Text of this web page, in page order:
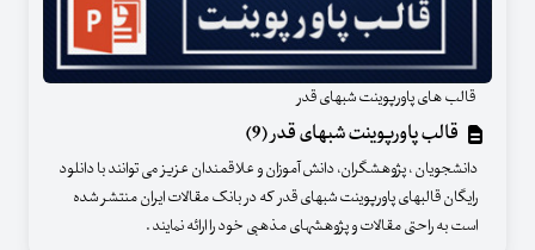
قالب های پاورپوینت شبهای قدر
قالب پاورپوینت شبهای قدر (9)
دانشجویان ، پژوهشگران، دانش آموزان و علاقمندان عزیز می توانند با دانلود
رایگان قالبهای پاورپوینت شبهای قدر که در بانک مقالات ایران منتشر شده
است به راحتی مقالات و پژوهشهای مذهبی خود را ارائه نمایند .